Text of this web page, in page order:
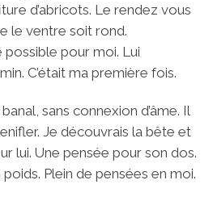
d’abricots. Le rendez vous
le ventre soit rond.
pour moi. Lui
C’était ma première fois.
sans connexion d’âme. Il
Je découvrais la bête et
lui. Une pensée pour son dos.
Plein de pensées en moi.